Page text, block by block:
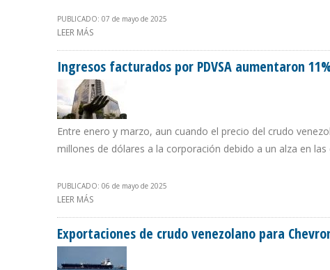
PUBLICADO: 07 de mayo de 2025
LEER MÁS
Ingresos facturados por PDVSA aumentaron
Entre enero y marzo, aun cuando el precio del crudo
millones de dólares a la corporación debido a un alza en
PUBLICADO: 06 de mayo de 2025
LEER MÁS
Exportaciones de crudo venezolano para